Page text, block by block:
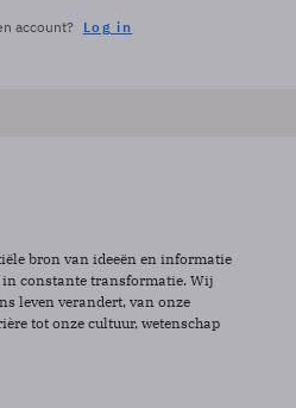
account? Log in
bron van ideeën en informatie
in constante transformatie. Wij
leven verandert, van onze
tot onze cultuur, wetenschap